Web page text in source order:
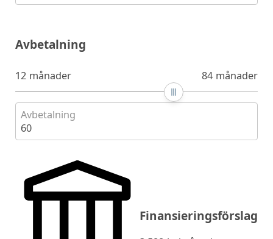
Avbetalning
12 månader 84 månader
Avbetalning
60
Finansieringsförslag